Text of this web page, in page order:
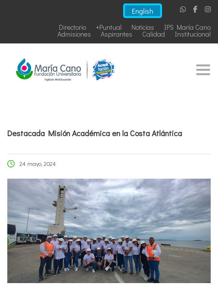
English
IPS María Cano
Noticias
+Puntual
Directorio
Institucional
Calidad
Aspirantes
Admisiones
Destacada Misión Académica en la Costa Atlántica
24 mayo, 2024